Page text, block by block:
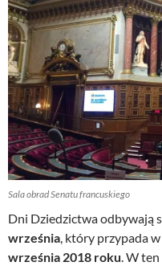
Sala obrad Senatu francuskiego
Dni Dziedzictwa odbywają
września, który przypada
września 2018 roku. W